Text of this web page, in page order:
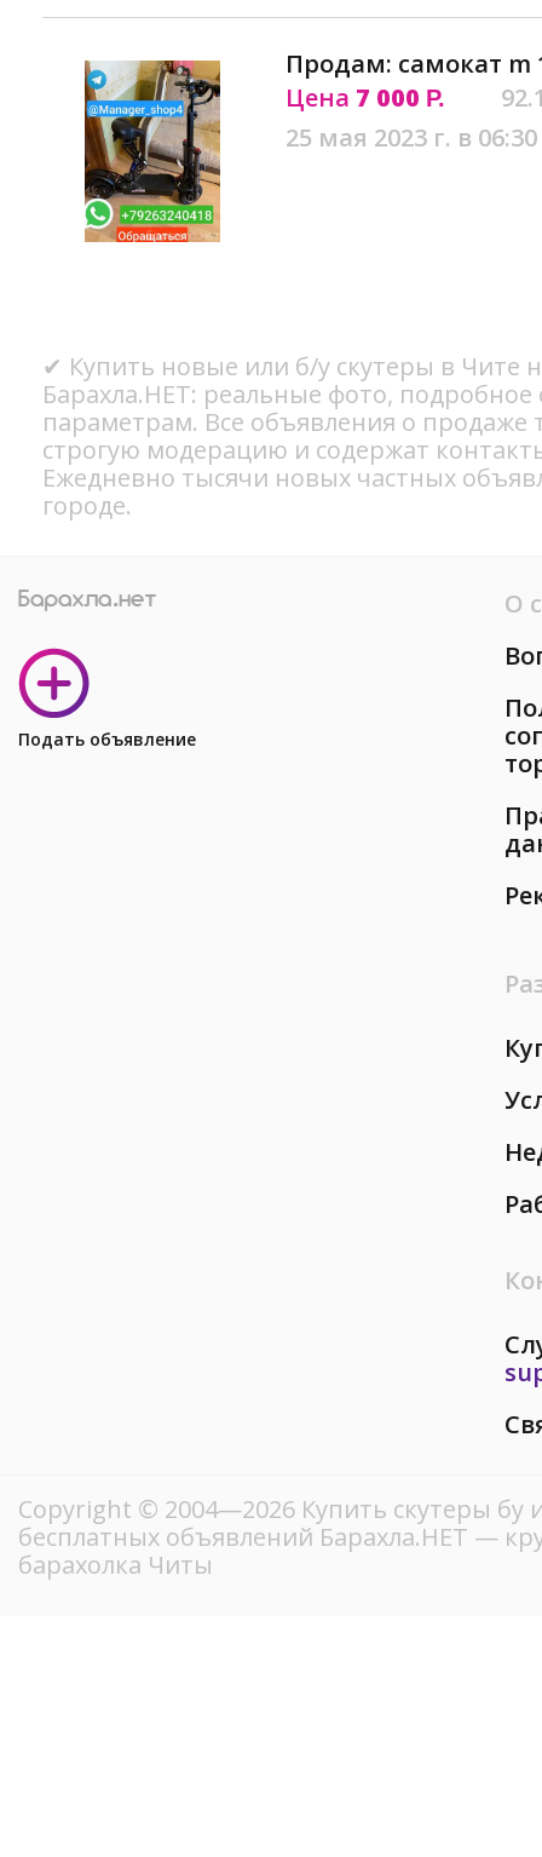
Продам: самокат m
Цена 7 000 Р.
25 мая 2023 г. в 06:30
✔ Купить новые или б/у скутеры в Чите
Барахла.НЕТ: реальные фото,
параметрам. Все объявления о продаже
строгую модерацию и содержат
Ежедневно тысячи новых частных
городе.
Подать объявление
О
Copyright © 2004—2026 Купить скутеры бу
бесплатных объявлений Барахла.НЕТ —
барахолка Читы